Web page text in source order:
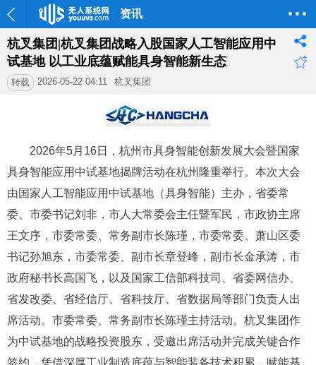
资讯
杭叉集团|杭叉集团战略入股国家人工智能应用中
试基地 以工业底蕴赋能具身智能新生态
转载 2026-05-22 04:11 杭叉集团
2026年5月16日，杭州市具身智能创新发展大会暨国家
具身智能应用中试基地揭牌活动在杭州隆重举行。本次大会
由国家人工智能应用中试基地（具身智能）主办，省委常
委、市委书记刘非，市人大常委会主任暨军民，市政协主席
王文序，市委常委、常务副市长陈瑾，市委常委、萧山区委
书记孙旭东，市委常委、副市长章登峰，副市长金承涛，市
政府秘书长高国飞，以及国家工信部科技司、省委网信办、
省发改委、省经信厅、省科技厅、省数据局等部门负责人出
席活动。市委常委、常务副市长陈瑾主持活动。杭叉集团作
为中试基地的战略投资股东，受邀出席活动并完成关键合作
签约，凭借深厚工业制造底蕴与智能装备技术积累，赋能基